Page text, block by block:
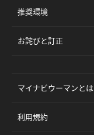
推奨環境
お詫びと訂正
マイナビウーマンとは
利用規約